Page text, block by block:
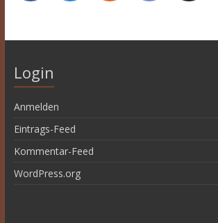
Login
Anmelden
Eintrags-Feed
Kommentar-Feed
WordPress.org